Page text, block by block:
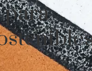
para